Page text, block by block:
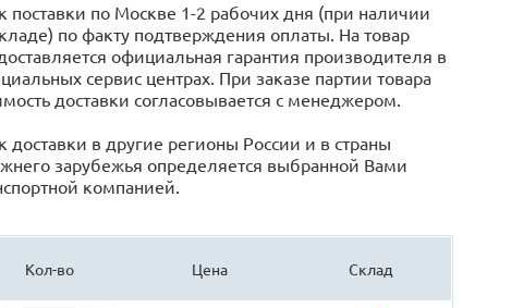
поставки по Москве 1-2 рабочих дня (при наличии
по факту подтверждения оплаты. На товар
официальная гарантия производителя в
сервис центрах. При заказе партии товара
доставки согласовывается с менеджером.
доставки в другие регионы России и в страны
зарубежья определяется выбранной Вами
компанией.
Кол-во Цена Склад